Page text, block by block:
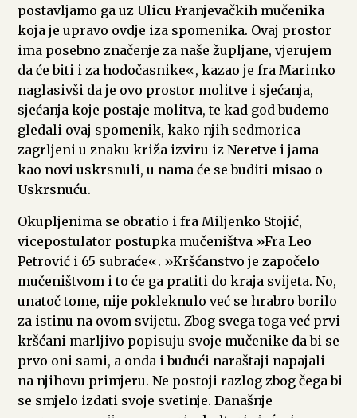
postavljamo ga uz Ulicu Franjevačkih mučenika
koja je upravo ovdje iza spomenika. Ovaj prostor
ima posebno značenje za naše župljane, vjerujem
da će biti i za hodočasnike«, kazao je fra Marinko
naglasivši da je ovo prostor molitve i sjećanja,
sjećanja koje postaje molitva, te kad god budemo
gledali ovaj spomenik, kako njih sedmorica
zagrljeni u znaku križa izviru iz Neretve i jama
kao novi uskrsnuli, u nama će se buditi misao o
Uskrsnuću.
Okupljenima se obratio i fra Miljenko Stojić,
vicepostulator postupka mučeništva »Fra Leo
Petrović i 65 subraće«. »Kršćanstvo je započelo
mučeništvom i to će ga pratiti do kraja svijeta. No,
unatoč tome, nije pokleknulo već se hrabro borilo
za istinu na ovom svijetu. Zbog svega toga već prvi
kršćani marljivo popisuju svoje mučenike da bi se
prvo oni sami, a onda i budući naraštaji napajali
na njihovu primjeru. Ne postoji razlog zbog čega bi
se smjelo izdati svoje svetinje. Današnje